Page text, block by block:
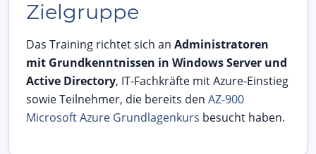
Zielgruppe
Das Training richtet sich an Administratoren
mit Grundkenntnissen in Windows Server und
Active Directory, IT-Fachkräfte mit Azure-Einstieg
sowie Teilnehmer, die bereits den AZ-900
Microsoft Azure Grundlagenkurs besucht haben.